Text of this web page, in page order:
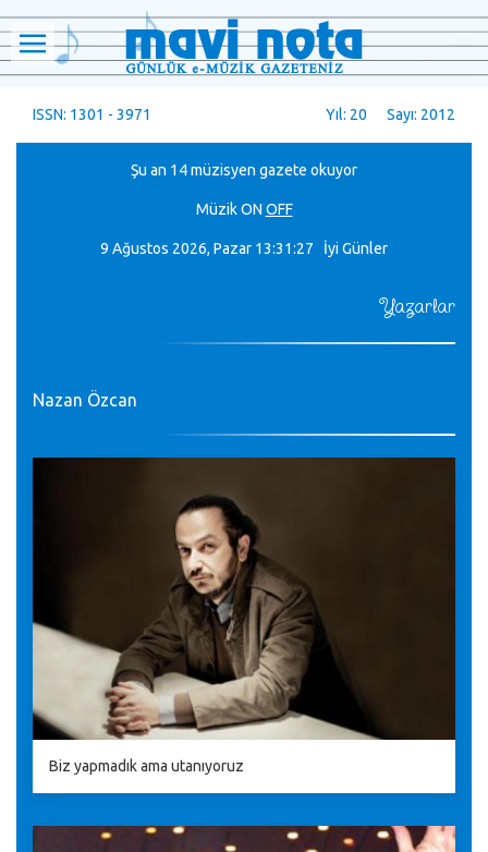
ISSN: 1301 - 3971 Yıl: 20 Sayı: 2012
Şu an 14 müzisyen gazete okuyor
MüzikON OFF
9 Ağustos 2026, Pazar 13:31:29 İyi Günler
Yazarlar
Nazan Özcan
Biz yapmadık ama utanıyoruz